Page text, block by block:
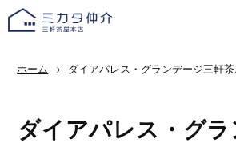
ホーム ダイアパレス・グランデージ三軒
ダイアパレス・グラ